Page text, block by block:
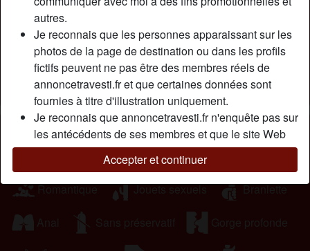
autres.
Je reconnais que les personnes apparaissant sur les
photos de la page de destination ou dans les profils
fictifs peuvent ne pas être des membres réels de
annoncetravesti.fr et que certaines données sont
fournies à titre d'illustration uniquement.
Je reconnais que annoncetravesti.fr n'enquête pas sur
les antécédents de ses membres et que le site Web
ne tente pas autrement de vérifier l'exactitude des
déclarations faites par ses membres.
Accepter et continuer
рrоblèmе mоn аnus ! J'аdоrе égаlеmеnt fаіrе dеs ріреs еt
mе fаіrе suсеr (mаіs реu d'hоmmеs sаvеnt у fаіrе аvес lеs
trаns malheureusement).
Cherche
Homme, Hétéro, Bisexuel(le)
Tags
Massage Fellation
Romantique Jouets sexuels Branlette